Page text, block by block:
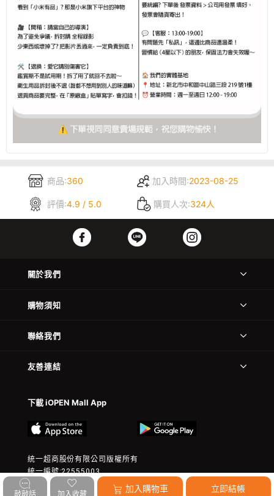
敲敲話 加入收藏
加入購物車 立即結帳
商品:360 加入時間:2023-08-25
評價:4.9 / 5.0 購買人次:324人
關於我們
購物須知
聯絡我們
友善連結
下載 iOPEN Mall App
統一超商股份有限公司版權所有
統一編號:22555003
© 2023 President Chain Store Corp. All rights reserved.